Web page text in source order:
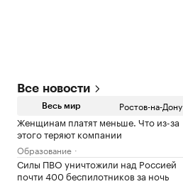
Все новости
Весь мир Ростов-на-Дону
Женщинам платят меньше. Что из-за
этого теряют компании
Образование
Силы ПВО уничтожили над Россией
почти 400 беспилотников за ночь